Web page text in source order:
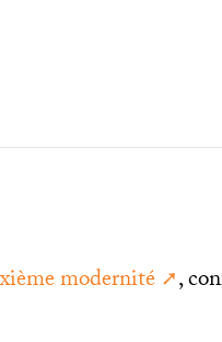
modernité ,